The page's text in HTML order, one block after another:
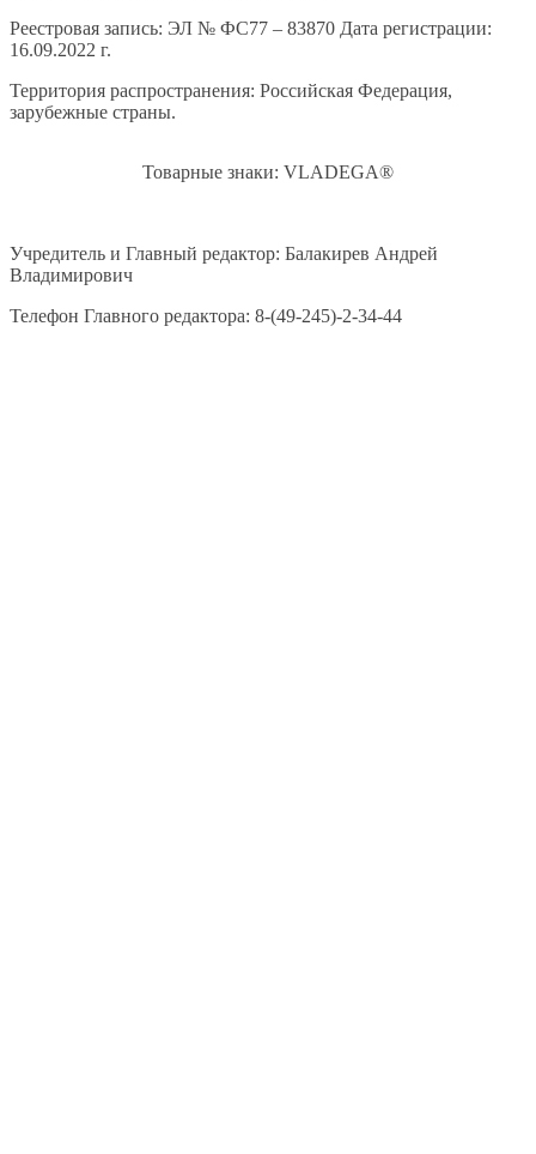
Реестровая запись: ЭЛ № ФС77 – 83870 Дата регистрации:
16.09.2022 г.
Территория распространения: Российская Федерация,
зарубежные страны.
Товарные знаки: VLADEGA®
Учредитель и Главный редактор: Балакирев Андрей
Владимирович
Телефон Главного редактора: 8-(49-245)-2-34-44